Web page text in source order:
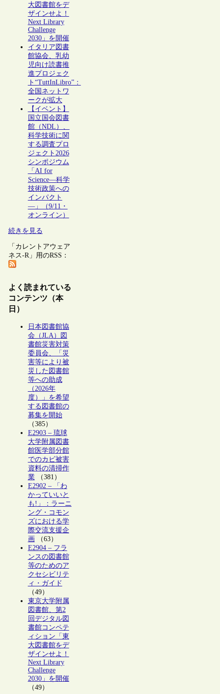
大図書館をデ
ザインせよ！
Next Library
Challenge
2030」を開催
イタリア図書
館協会、乳幼
児向け読書推
進プロジェク
ト“TuttInLibro”：
全国ネットワ
ークが拡大
【イベント】
国立国会図書
館（NDL）、
科学技術に関
する調査プロ
ジェクト2026
シンポジウム
「AI for
Science―科学
技術政策への
インパクト
―」（9/11・
オンライン）
続きを見る
「カレントアウェア
ネス-R」用のRSS：
よく読まれている
コンテンツ（本
日）
日本図書館協
会（JLA）図
書館災害対策
委員会、「災
害等により被
災した図書館
等への助成
（2026年
度）」を希望
する図書館の
募集を開始
（385）
E2903 – 琉球
大学附属図書
館医学部分館
でのカビ被害
資料の清掃作
業（381）
E2902 – 「わ
かっていいと
も!」：ラーニ
ング・コモン
ズにおける学
際交流支援企
画 （63）
E2904 – フラ
ンスの図書館
等のためのア
クセシビリテ
ィ・ガイド
（49）
東京大学附属
図書館、第2
回デジタル図
書館コンペテ
ィション「東
大図書館をデ
ザインせよ！
Next Library
Challenge
2030」を開催
（49）